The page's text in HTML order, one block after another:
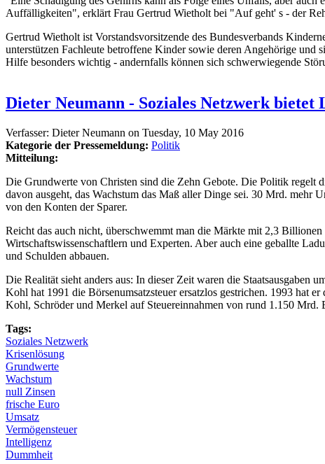
Auffälligkeiten", erklärt Frau Gertrud Wietholt bei "Auf geht' s - der
Gertrud Wietholt ist Vorstandsvorsitzende des Bundesverbands
unterstützen Fachleute betroffene Kinder sowie deren Angehörige
Hilfe besonders wichtig - andernfalls können sich schwerwiegende
Dieter Neumann - Soziales Netzwerk bietet
Verfasser: Dieter Neumann on Tuesday, 10 May 2016
Kategorie der Pressemeldung: Politik
Mitteilung:
Die Grundwerte von Christen sind die Zehn Gebote. Die Politik regelt
davon ausgeht, das Wachstum das Maß aller Dinge sei. 30 Mrd. mehr
von den Konten der Sparer.
Reicht das auch nicht, überschwemmt man die Märkte mit 2,3
Wirtschaftswissenschaftlern und Experten. Aber auch eine geballte
und Schulden abbauen.
Die Realität sieht anders aus: In dieser Zeit waren die Staatsausgaben
Kohl hat 1991 die Börsenumsatzsteuer ersatzlos gestrichen. 1993 hat
Kohl, Schröder und Merkel auf Steuereinnahmen von rund 1.150 Mrd.
Tags:
Soziales Netzwerk
Krisenlösung
Grundwerte
Wachstum
null Zinsen
frische Euro
Umsatz
Vermögensteuer
Intelligenz
Dummheit